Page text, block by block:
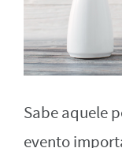
Sabe aquele
evento